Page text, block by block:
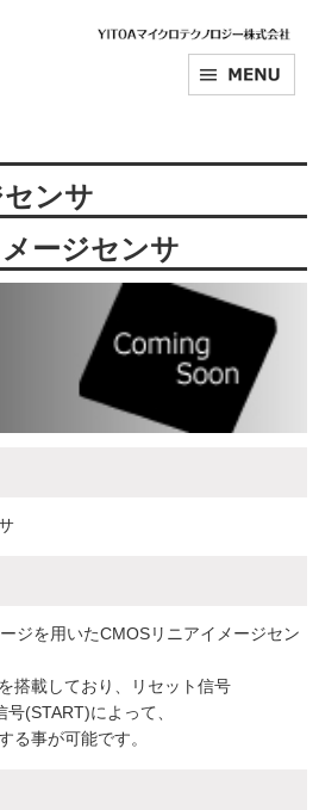
ンサ
ージセンサ
ジを用いたCMOSリニアイメージセン
搭載しており、リセット信号
(START)によって、
る事が可能です。